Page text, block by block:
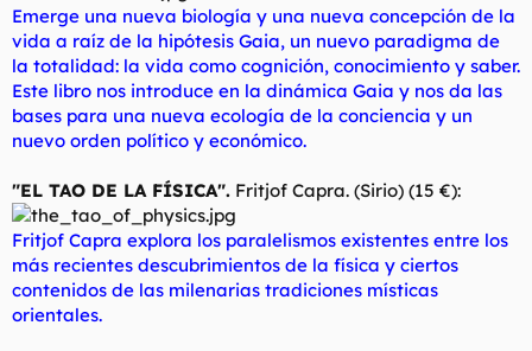
Emerge una nueva biología y una nueva concepción de la
vida a raíz de la hipótesis Gaia, un nuevo paradigma de
la totalidad: la vida como cognición, conocimiento y saber.
Este libro nos introduce en la dinámica Gaia y nos da las
bases para una nueva ecología de la conciencia y un
nuevo orden político y económico.
"EL TAO DE LA FÍSICA". Fritjof Capra. (Sirio) (15 €):
Fritjof Capra explora los paralelismos existentes entre los
más recientes descubrimientos de la física y ciertos
contenidos de las milenarias tradiciones místicas
orientales.